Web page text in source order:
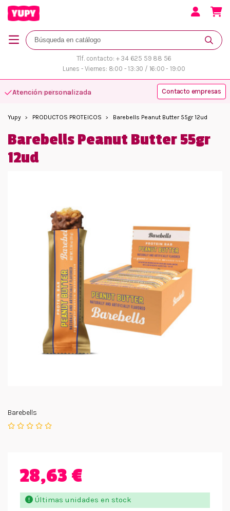
Tlf. contacto: + 34 625 59 88 56
Lunes - Viernes: 8:00 - 13:30 / 16:00 - 19:00
Atención personalizada Contacto empresas
Yupy PRODUCTOS PROTEICOS Barebells Peanut Butter 55gr 12ud
Barebells Peanut Butter 55gr
12ud
Barebells
28,63 €
Últimas unidades en stock